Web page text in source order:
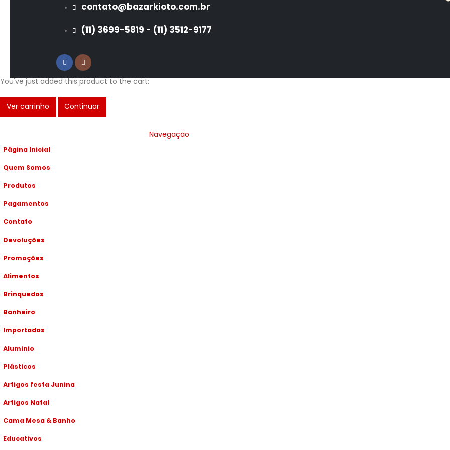
contato@bazarkioto.com.br
(11) 3699-5819 - (11) 3512-9177
You've just added this product to the cart:
Ver carrinho Continuar
Navegação
Página Inicial
Quem Somos
Produtos
Pagamentos
Contato
Devoluções
Promoções
Alimentos
Brinquedos
Banheiro
Importados
Aluminio
Plásticos
Artigos festa Junina
Artigos Natal
Cama Mesa & Banho
Educativos